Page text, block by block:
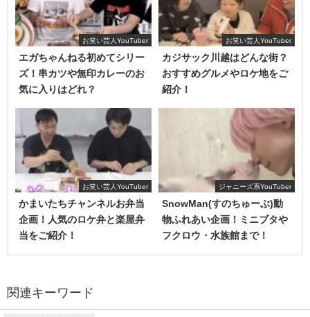
ん可愛い」「APさんマスクしてるけど美人じゃね？」とか
なり話題になりました。
性格
本人が自負するほどの「ズボラ
＃173「APチャクラ（AP入澤）が4人に物申す！」で「
のズボラ飯を教えて」という企画を提案した流れで、家に
調理器具が無く電子レンジとケトルで料理（？）しながら
生活していることが発覚！さすがのフット岩尾もこのツッ
コみ！
希望者を一部紹介していく中で最年少１７歳の「思いを綴
った文」が披露されますがこれには 全員が絶賛！
4：25～が文の紹介になります。
お笑い芸人YouTuber
エガちゃんねる初めてシリー
ズ！串カツや無印カレーのお
気に入りはどれ？
お笑い芸人YouTuber
カジサック川越はどんな街？
おすすめグルメやロケ地をご
紹介！
お笑い芸人YouTuber
かまいたちチャンネルお弁当
企画！人気のロケ弁と楽屋弁
当をご紹介！
ジャニーズ系YouTuber
SnowMan(すのちゅーぶ)動
物ふれあい企画！ミニブタや
フクロウ・水族館まで！
関連キーワード